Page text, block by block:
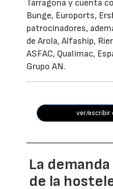
Tarragona y cuenta
Bunge, Euroports,
patrocinadores,
de Arola, Alfaship,
ASFAC, Qualimac,
Grupo AN.
ver/escribir
La
de la